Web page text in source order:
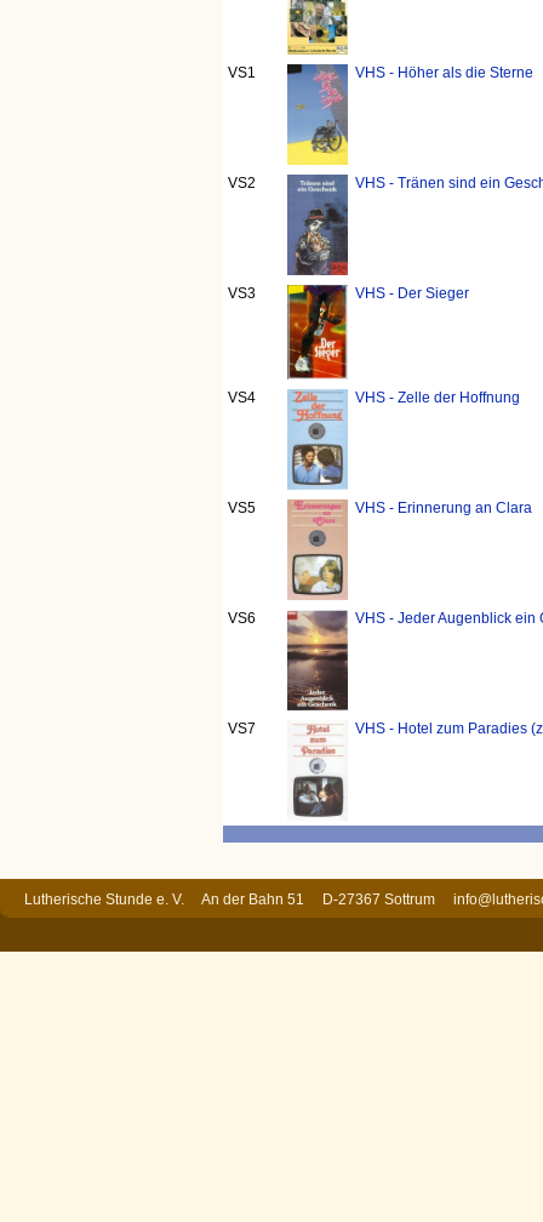
VS1 VHS - Höher als die Sterne
VS2 VHS - Tränen sind ein
VS3 VHS - Der Sieger
VS4 VHS - Zelle der Hoffnung
VS5 VHS - Erinnerung an Clara
VS6 VHS - Jeder Augenblick ein
VS7 VHS - Hotel zum Paradies
Lutherische Stunde e. V. An der Bahn 51 D-27367 Sottrum